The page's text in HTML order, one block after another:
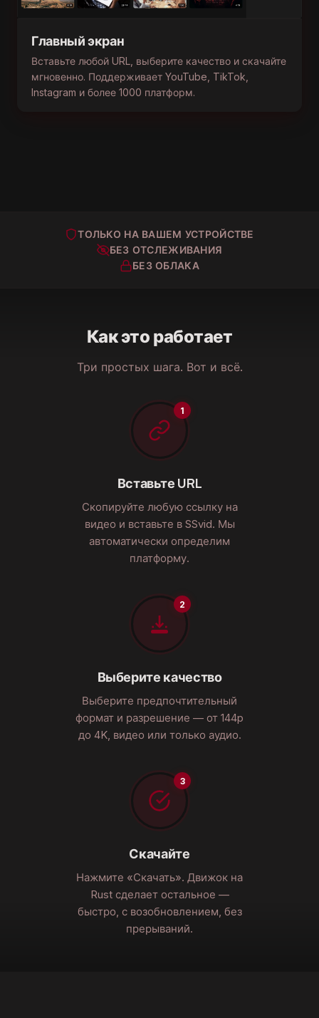
Главный экран
Вставьте любой URL, выберите качество и скачайте
мгновенно. Поддерживает YouTube, TikTok,
Instagram и более 1000 платформ.
Ваша библиотека
Встроенный плеер
ТОЛЬКО НА ВАШЕМ УСТРОЙСТВЕ
БЕЗ ОТСЛЕЖИВАНИЯ
БЕЗ ОБЛАКА
Как это работает
Три простых шага. Вот и всё.
Вставьте URL
Скопируйте любую ссылку на
видео и вставьте в SSvid. Мы
автоматически определим
платформу.
Выберите качество
Выберите предпочтительный
формат и разрешение — от 144p
до 4K, видео или только аудио.
Скачайте
Нажмите «Скачать». Движок на
Rust сделает остальное —
быстро, с возобновлением, без
прерываний.